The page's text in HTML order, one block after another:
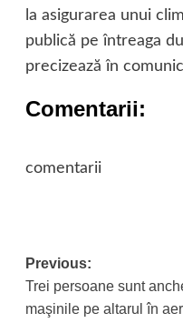
la asigurarea unui
publică pe întreaga
precizează în
Comentarii:
comentarii
Post
navigation
Previous:
Trei persoane sunt
maşinile pe altarul în